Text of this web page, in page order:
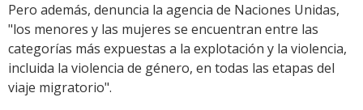
Pero además, denuncia la agencia de Naciones Unidas,
"los menores y las mujeres se encuentran entre las
categorías más expuestas a la explotación y la violencia,
incluida la violencia de género, en todas las etapas del
viaje migratorio".